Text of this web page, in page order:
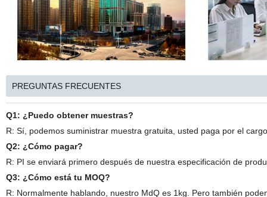
PREGUNTAS FRECUENTES
Q1: ¿Puedo obtener muestras?
R: Sí, podemos suministrar muestra gratuita, usted paga por el
Q2: ¿Cómo pagar?
R: PI se enviará primero después de nuestra especificación de
Q3: ¿Cómo está tu MOQ?
R: Normalmente hablando, nuestro MdQ es 1kg. Pero también